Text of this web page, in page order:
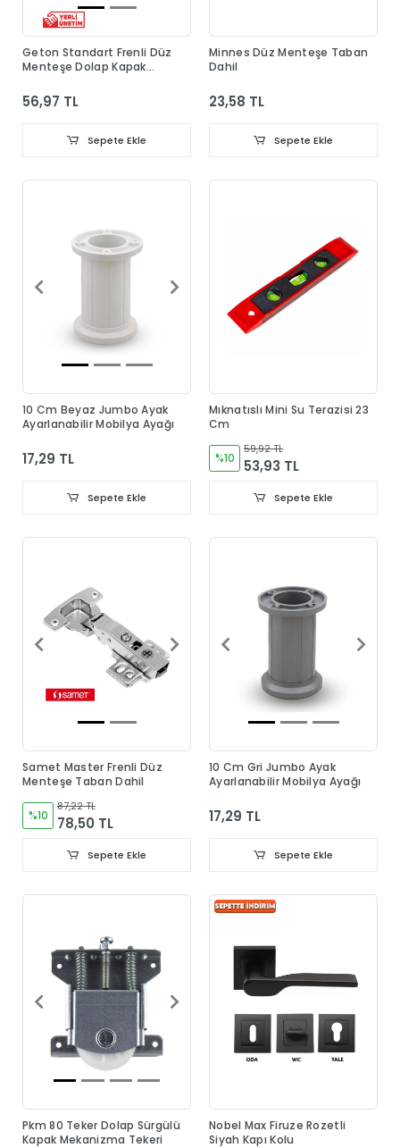
Geton Standart Frenli Düz
Menteşe Dolap Kapak
56,97 TL
Sepete Ekle
Minnes Düz Menteşe Taban
Dahil
23,58 TL
Sepete Ekle
10 Cm Beyaz Jumbo Ayak
Ayarlanabilir Mobilya Ayağı
17,29 TL
Sepete Ekle
Mıknatıslı Mini Su Terazisi 23
Cm
%10
59,92 TL
53,93 TL
Sepete Ekle
Samet Master Frenli Düz
Menteşe Taban Dahil
%10
87,22 TL
78,50 TL
Sepete Ekle
10 Cm Gri Jumbo Ayak
Ayarlanabilir Mobilya Ayağı
17,29 TL
Sepete Ekle
Pkm 80 Teker Dolap Sürgülü
Kapak Mekanizma Tekeri
Nobel Max Firuze Rozetli
Siyah Kapı Kolu